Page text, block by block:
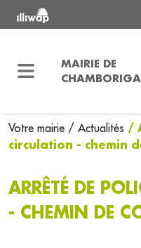
MAIRIE DE
Votre mairie / Actualités /
circulation - chemin
ARRÊTÉ DE
- CHEMIN DE